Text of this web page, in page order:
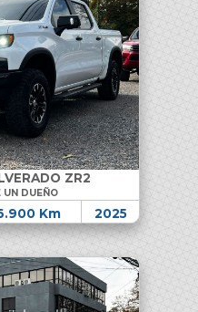
ZR2
UN DUEÑO
Km 2025